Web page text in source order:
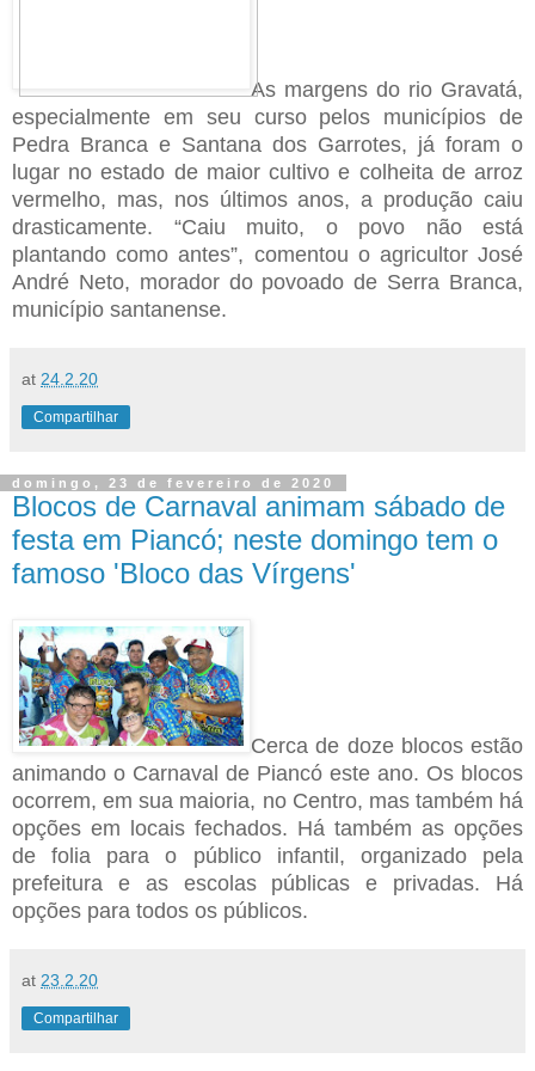
As margens do rio Gravatá,
especialmente em seu curso pelos municípios de
Pedra Branca e Santana dos Garrotes, já foram o
lugar no estado de maior cultivo e colheita de arroz
vermelho, mas, nos últimos anos, a produção caiu
drasticamente. “Caiu muito, o povo não está
plantando como antes”, comentou o agricultor José
André Neto, morador do povoado de Serra Branca,
município santanense.
at 24.2.20
Compartilhar
domingo, 23 de fevereiro de 2020
Blocos de Carnaval animam sábado de
festa em Piancó; neste domingo tem o
famoso 'Bloco das Vírgens'
Cerca de doze blocos estão
animando o Carnaval de Piancó este ano. Os blocos
ocorrem, em sua maioria, no Centro, mas também há
opções em locais fechados. Há também as opções
de folia para o público infantil, organizado pela
prefeitura e as escolas públicas e privadas. Há
opções para todos os públicos.
at 23.2.20
Compartilhar